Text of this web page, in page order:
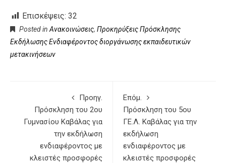
Επισκέψεις: 32
Posted in Ανακοινώσεις, Προκηρύξεις Πρόσκλησης
Εκδήλωσης Ενδιαφέροντος διοργάνωσης εκπαιδευτικών
μετακινήσεων
Προηγ.
Πρόσκληση του 2ου
Γυμνασίου Καβάλας για
την εκδήλωση
ενδιαφέροντος με
κλειστές προσφορές
Επόμ.
Πρόσκληση του 5ου
ΓΕ.Λ. Καβάλας για την
εκδήλωση
ενδιαφέροντος με
κλειστές προσφορές